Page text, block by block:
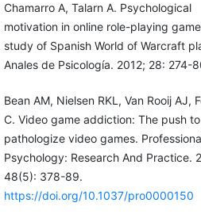
Chamarro A, Talarn A. Psychological
motivation in online role-playing
study of Spanish World of Warcraft
Anales de Psicología. 2012; 28: 274-
Bean AM, Nielsen RKL, Van Rooij AJ,
C. Video game addiction: The push to
pathologize video games.
Psychology: Research And Practice.
48(5): 378-89.
https://doi.org/10.1037/pro0000150